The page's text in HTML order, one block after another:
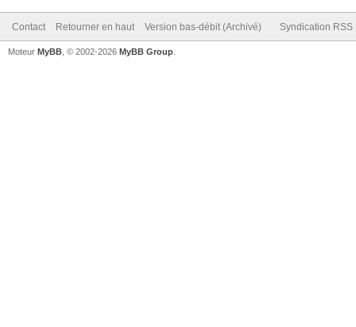
Contact Retourner en haut Version bas-débit (Archivé) Syndication RSS
Moteur MyBB , © 2002-2026 MyBB Group